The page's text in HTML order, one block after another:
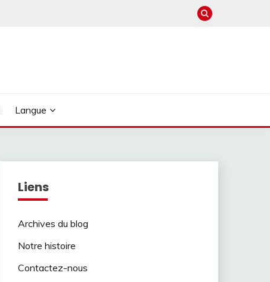
Langue
Liens
Archives du blog
Notre histoire
Contactez-nous